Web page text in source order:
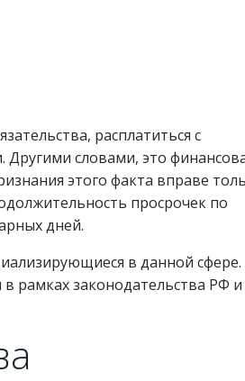
расплатиться с
Другими словами, это
этого факта вправе
просрочек по
дней.
в данной сфере.
рамках законодательства РФ и